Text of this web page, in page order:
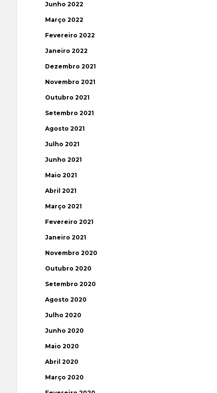
Junho 2022
Março 2022
Fevereiro 2022
Janeiro 2022
Dezembro 2021
Novembro 2021
Outubro 2021
Setembro 2021
Agosto 2021
Julho 2021
Junho 2021
Maio 2021
Abril 2021
Março 2021
Fevereiro 2021
Janeiro 2021
Novembro 2020
Outubro 2020
Setembro 2020
Agosto 2020
Julho 2020
Junho 2020
Maio 2020
Abril 2020
Março 2020